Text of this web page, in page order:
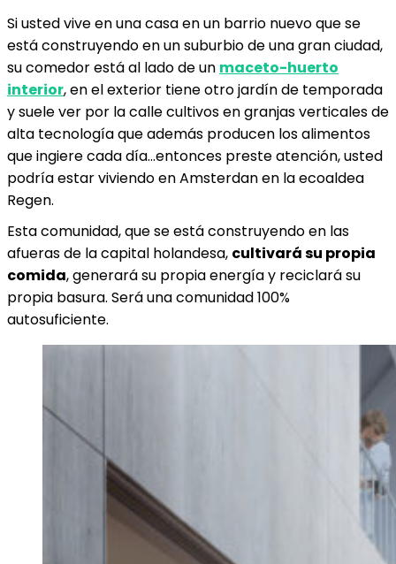
Si usted vive en una casa en un barrio nuevo que se
está construyendo en un suburbio de una gran ciudad,
su comedor está al lado de un maceto-huerto
interior, en el exterior tiene otro jardín de temporada
y suele ver por la calle cultivos en granjas verticales de
alta tecnología que además producen los alimentos
que ingiere cada día…entonces preste atención, usted
podría estar viviendo en Amsterdan en la ecoaldea
Regen.
Esta comunidad, que se está construyendo en las
afueras de la capital holandesa, cultivará su propia
comida, generará su propia energía y reciclará su
propia basura. Será una comunidad 100%
autosuficiente.